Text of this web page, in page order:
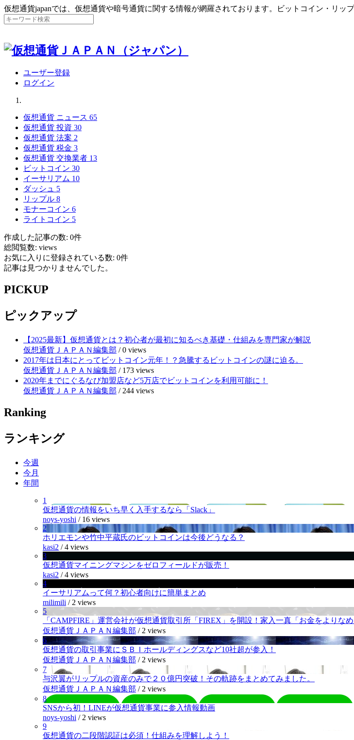
仮想通貨japanでは、仮想通貨や暗号通貨に関する情報が網羅されております。ビットコイン・リ
ユーザー登録
ログイン
仮想通貨 ニュース 65
仮想通貨 投資 30
仮想通貨 法案 2
仮想通貨 税金 3
仮想通貨 交換業者 13
ビットコイン 30
イーサリアム 10
ダッシュ 5
リップル 8
モナーコイン 6
ライトコイン 5
作成した記事の数: 0件
総閲覧数: views
お気に入りに登録されている数: 0件
記事は見つかりませんでした。
PICKUP
ピックアップ
【2025最新】仮想通貨とは？初心者が最初に知るべき基礎・仕組みを専門家が解説
仮想通貨ＪＡＰＡＮ編集部 /0 views
2017年は日本にとってビットコイン元年！？急騰するビットコインの謎に迫る。
仮想通貨ＪＡＰＡＮ編集部 / 173 views
2020年までにぐるなび加盟店など5万店でビットコインを利用可能に！
仮想通貨ＪＡＰＡＮ編集部 / 244 views
Ranking
ランキング
今週
今月
年間
1
仮想通貨の情報をいち早く入手するなら「Slack」
noys-yoshi / 16 views
2
ホリエモンや竹中平蔵氏のビットコインは今後どうなる？
kasi2 /4 views
3
仮想通貨マイニングマシンをゼロフィールドが販売！
kasi2 /4 views
4
イーサリアムって何？初心者向けに簡単まとめ
milimili / 2 views
5
「CAMPFIRE」運営会社が仮想通貨取引所「FIREX」を開設！家入一真「お金をよりなめ
仮想通貨ＪＡＰＡＮ編集部 / 2 views
6
仮想通貨の取引事業にＳＢＩホールディングスなど10社超が参入！
仮想通貨ＪＡＰＡＮ編集部 / 2 views
7
与沢翼がリップルの資産のみで２０億円突破！その軌跡をまとめてみました。
仮想通貨ＪＡＰＡＮ編集部 / 2 views
8
SNSから初！LINEが仮想通貨事業に参入情報動画
noys-yoshi / 2 views
9
仮想通貨の二段階認証は必須！仕組みを理解しよう！